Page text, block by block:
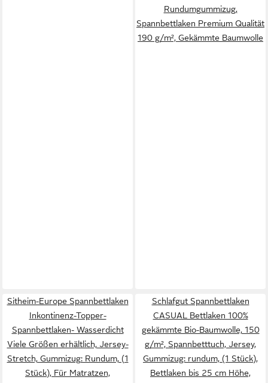
Rundumgummizug,
Spannbettlaken Premium Qualität
190 g/m², Gekämmte Baumwolle
Sitheim-Europe Spannbettlaken
Inkontinenz-Topper-
Spannbettlaken- Wasserdicht
Viele Größen erhältlich, Jersey-
Stretch, Gummizug: Rundum, (1
Stück), Für Matratzen,
Schlafgut Spannbettlaken
CASUAL Bettlaken 100%
gekämmte Bio-Baumwolle, 150
g/m², Spannbetttuch, Jersey,
Gummizug: rundum, (1 Stück),
Bettlaken bis 25 cm Höhe,